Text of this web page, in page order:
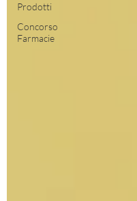
Prodotti
Concorso
Farmacie